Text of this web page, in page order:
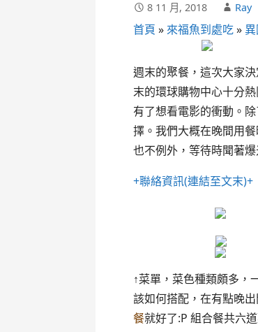
8 11 月, 2018 Ray
首頁 » 來福魚到處吃»
週末的聚餐，這次大家
末的環球購物中心十分
有了想看電影的衝動。
擇。我們大概在晚間用
也不例外，等待時聞著
+聯絡資訊(連結至文末)+
↑菜單，菜色種類頗多，
該如何搭配，在有點晚
餐就好了:P 組合餐共六